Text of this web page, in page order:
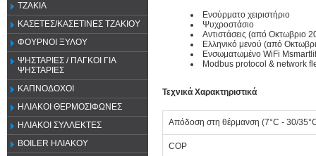
ΤΖΑΚΙΑ
ΚΑΣΕΤΕΣ/ΚΑΣΕΤΙΝΕΣ ΤΖΑΚΙΟΥ
ΦΟΥΡΝΟΙ ΞΥΛΟΥ
ΨΗΣΤΑΡΙΕΣ / ΠΑΓΚΟΙ ΓΙΑ
ΨΗΣΤΑΡΙΕΣ
ΚΑΠΝΟΔΟΧΟΙ
ΗΛΙΑΚΟΙ ΘΕΡΜΟΣΙΦΩΝΕΣ
ΗΛΙΑΚΟΙ ΣΥΛΛΕΚΤΕΣ
BOILER ΗΛΙΑΚΟΥ
Ενσύρματο χειριστήριο
Ψυχροστάσιο
Αντιστάσεις (από Οκτωβριο
Ελληνικό μενού (από
Ενσωματωμένο WiFi
Modbus protocol & network
Τεχνικά Χαρακτηριστικά
Απόδοση στη θέρμανση (7°C - 30/
COP